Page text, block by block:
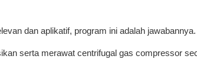
dan aplikatif, program ini adalah jawabannya.
serta merawat centrifugal gas compressor